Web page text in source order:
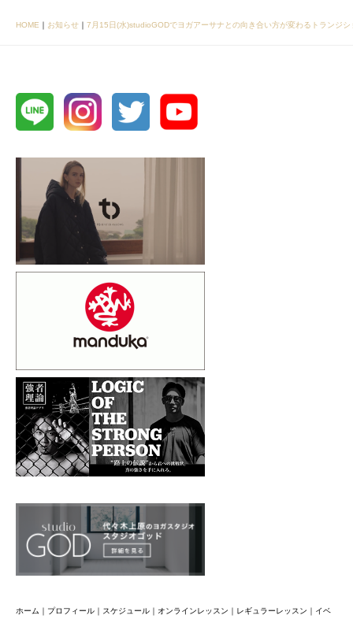
HOME ｜ お知らせ ｜ 7月15日(水)studioGODでヨガアーサナとの向き合い方が変わるトランジ
ホーム ｜ プロフィール ｜ スケジュール ｜ オンラインレッスン ｜ レギュラーレッスン ｜ イベ